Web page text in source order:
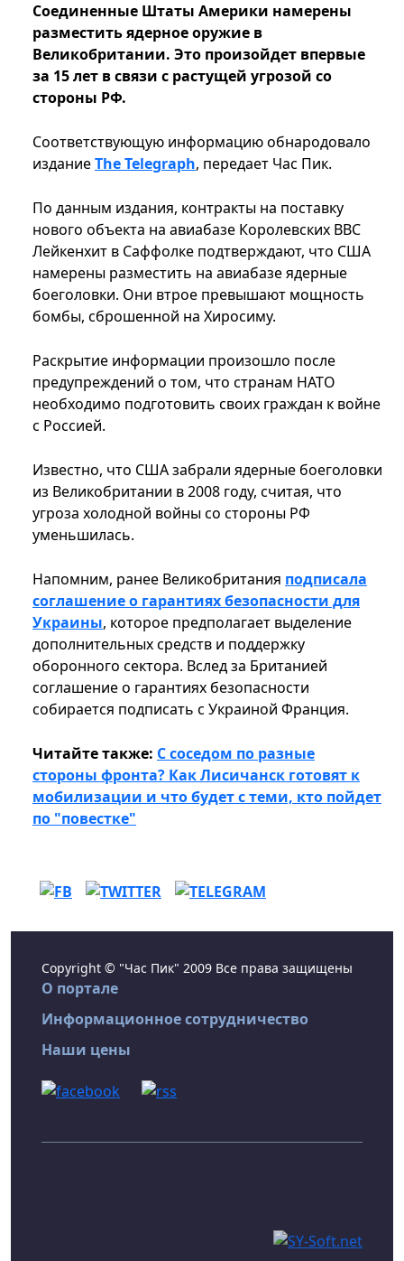
Соединенные Штаты Америки намерены
разместить ядерное оружие в
Великобритании. Это произойдет впервые
за 15 лет в связи с растущей угрозой со
стороны РФ.
Соответствующую информацию обнародовало
изданиеThe Telegraph, передает Час Пик.
По данным издания, контракты на поставку
нового объекта на авиабазе Королевских ВВС
Лейкенхит в Саффолке подтверждают, что США
намерены разместить на авиабазе ядерные
боеголовки. Они втрое превышают мощность
бомбы, сброшенной на Хиросиму.
Раскрытие информации произошло после
предупреждений о том, что странам НАТО
необходимо подготовить своих граждан к войне
с Россией.
Известно, что США забрали ядерные боеголовки
из Великобритании в 2008 году, считая, что
угроза холодной войны со стороны РФ
уменьшилась.
Напомним, ранее Великобритания подписала
соглашение о гарантиях безопасности для
Украины, которое предполагает выделение
дополнительных средств и поддержку
оборонного сектора. Вслед за Британией
соглашение о гарантиях безопасности
собирается подписать с Украиной Франция.
Читайте также: С соседом по разные
стороны фронта? Как Лисичанск готовят к
мобилизации и что будет с теми, кто пойдет
по "повестке"
Copyright © "Час Пик" 2009 Все права защищены
О портале
Информационное сотрудничество
Наши цены